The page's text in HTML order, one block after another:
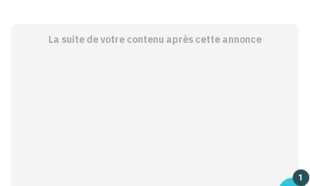
La suite de votre contenu après cette annonce
1